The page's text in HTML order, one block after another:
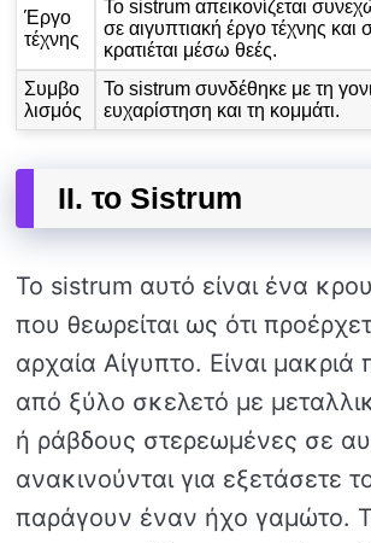
Έργο
τέχνης
Το sistrum απεικονίζεται
σε αιγυπτιακή έργο τέχνης και
κρατιέται μέσω θεές.
Συμβο
λισμός
Το sistrum συνδέθηκε με τη
ευχαρίστηση και τη κομμάτι.
II. το Sistrum
Το sistrum αυτό είναι ένα
που θεωρείται ως ότι
αρχαία Αίγυπτο. Είναι
από ξύλο σκελετό με
ή ράβδους στερεωμένες σε
ανακινούνται για εξετάσετε
παράγουν έναν ήχο γαμώτο.